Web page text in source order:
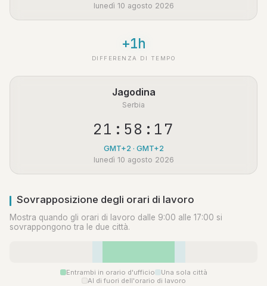
lunedì 10 agosto 2026
+1h
DIFFERENZA DI TEMPO
Jagodina
Serbia
21:58:17
GMT+2 · GMT+2
lunedì 10 agosto 2026
Sovrapposizione degli orari di lavoro
Mostra quando gli orari di lavoro dalle 9:00 alle 17:00 si
sovrappongono tra le due città.
Entrambi in orario d'ufficio
Una sola città
Al di fuori dell'orario di lavoro